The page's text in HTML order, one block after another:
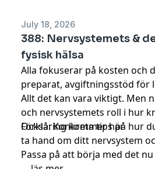
July 18, 2026
388: Nervsystemets &
fysisk hälsa
Alla fokuserar på kosten och
preparat, avgiftningsstöd för
Allt det kan vara viktigt. Men
och nervsystemets roll i hur
Förklaring kommer här
Också: Konkreta tips på hur
ta hand om ditt nervsystem
Passa på att börja med det